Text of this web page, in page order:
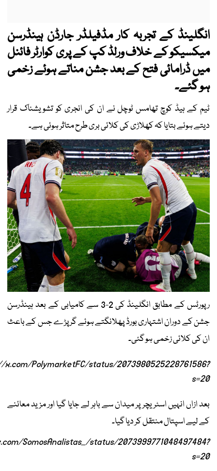
انگلینڈ کے تجربہ کار مڈفیلڈر جارڈن ہینڈرسن
میکسیکو کے خلاف ورلڈ کپ کے پری کوارٹر فائنل
میں ڈرامائی فتح کے بعد جشن مناتے ہوئے زخمی
ہو گئے۔
ٹیم کے ہیڈ کوچ تھامس ٹوچل نے ان کی انجری کو تشویشناک قرار
دیتے ہوئے بتایا کہ کھلاڑی کی کلائی بری طرح متاثر ہوئی ہے۔
رپورٹس کے مطابق انگلینڈ کی 2-3 سے کامیابی کے بعد ہینڈرسن
جشن کے دوران اشتہاری بورڈ پھلانگتے ہوئے گر پڑے جس کے باعث
ان کی کلائی زخمی ہو گئی۔
PolymarketFC/status/2073980525228761586?
s=20
بعد ازاں انہیں اسٹریچر پر میدان سے باہر لے جایا گیا اور مزید معائنے
کے لیے اسپتال منتقل کر دیا گیا۔
SomosAnalistas_/status/2073999771048497484?
s=20